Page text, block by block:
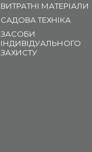
ВИТРАТНІ МАТЕРІАЛИ
САДОВА ТЕХНІКА
ЗАСОБИ
ІНДИВІДУАЛЬНОГО
ЗАХИСТУ